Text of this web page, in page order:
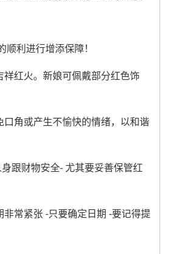
利进行增添保障！
红火。新娘可佩戴部分红色饰
角或产生不愉快的情绪，以和谐
跟财物安全- 尤其要妥善保管红
常紧张 -只要确定日期 -要记得提